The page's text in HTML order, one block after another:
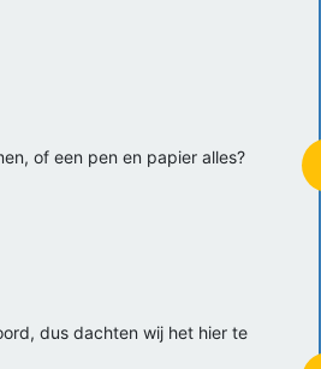
of een pen en papier alles?
dus dachten wij het hier te